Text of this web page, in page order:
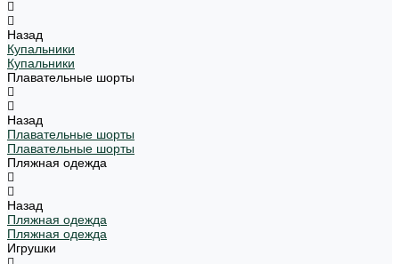
Назад
Купальники
Купальники
Плавательные шорты
Назад
Плавательные шорты
Плавательные шорты
Пляжная одежда
Назад
Пляжная одежда
Пляжная одежда
Игрушки